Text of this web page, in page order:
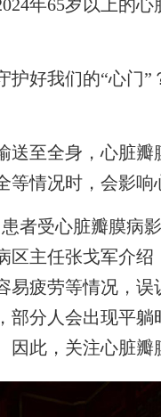
年65岁以上的
好我们的“心门”
至全身，心脏瓣
等情况时，会影响
受心脏瓣膜病
区主任张戈军介
易疲劳等情况，
部分人会出现平
因此，关注心脏